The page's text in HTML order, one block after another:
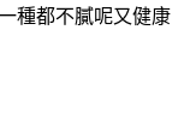
種都不膩呢又健康